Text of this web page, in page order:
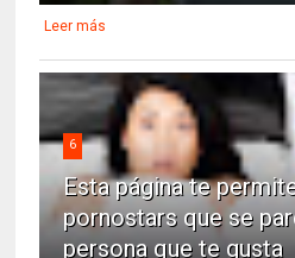
Leer más
6
Esta página te
pornostars que se
persona que te gusta